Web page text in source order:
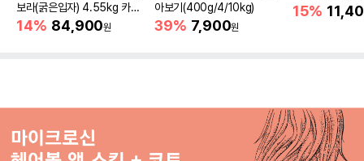
보라(굵은입자) 4.55kg 카사
바모래
14% 84,900원
아보기(400g/4/10kg)
39% 7,900원
15%